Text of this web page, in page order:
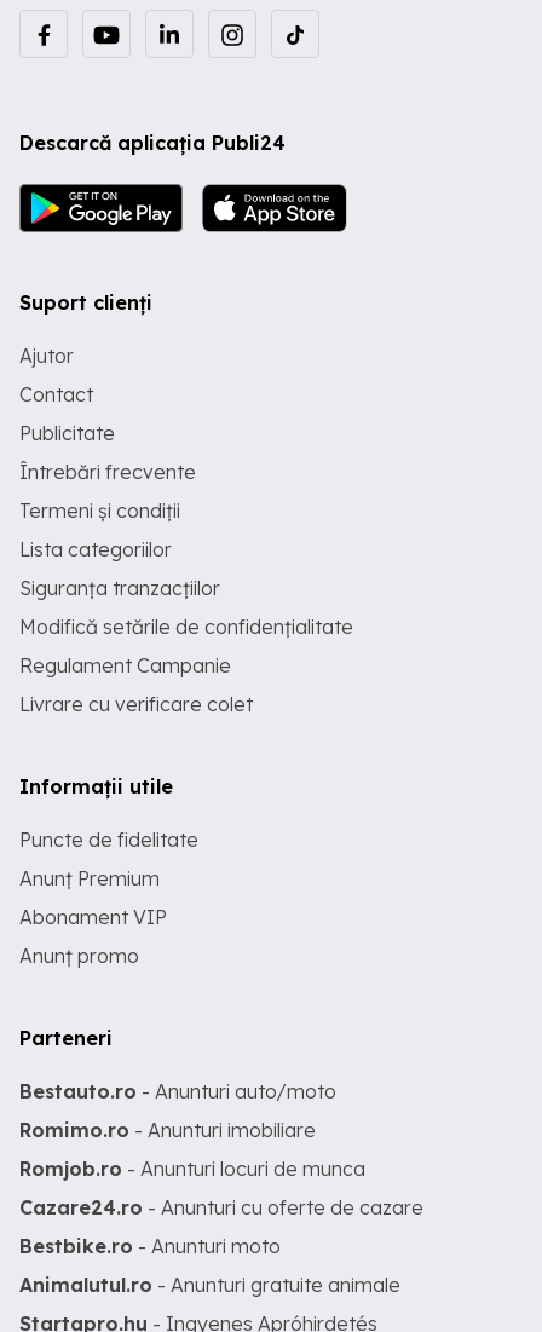
Descarcă aplicația Publi24
Suport clienți
Ajutor
Contact
Publicitate
Întrebări frecvente
Termeni și condiții
Lista categoriilor
Siguranța tranzacțiilor
Modifică setările de confidențialitate
Regulament Campanie
Livrare cu verificare colet
Informații utile
Puncte de fidelitate
Anunț Premium
Abonament VIP
Anunț promo
Parteneri
Bestauto.ro - Anunturi auto/moto
Romimo.ro - Anunturi imobiliare
Romjob.ro - Anunturi locuri de munca
Cazare24.ro - Anunturi cu oferte de cazare
Bestbike.ro - Anunturi moto
Animalutul.ro - Anunturi gratuite animale
Startapro.hu - Ingyenes Apróhirdetés